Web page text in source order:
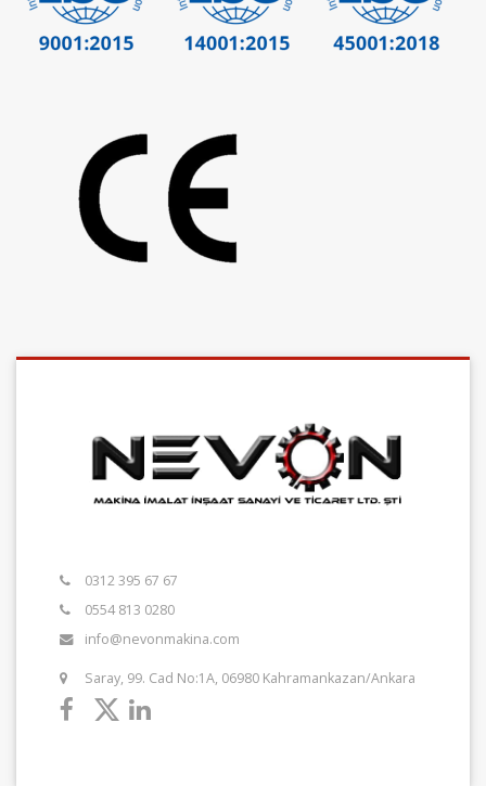
0312 395 67 67
0554 813 0280
info@nevonmakina.com
Saray, 99. Cad No:1A, 06980 Kahramankazan/Ankara